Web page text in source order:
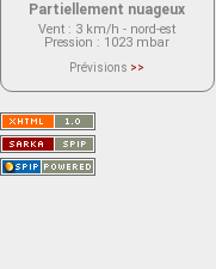
Partiellement nuageux
Vent : 3 km/h - nord-est
Pression : 1023 mbar
Prévisions >>
actuellement aucune prévision
Saint-Nom.
Veuillez consulter le message du
service ci-dessous.
(401 - Invalid API key. Please see
https://openweathermap.org/faq#error401